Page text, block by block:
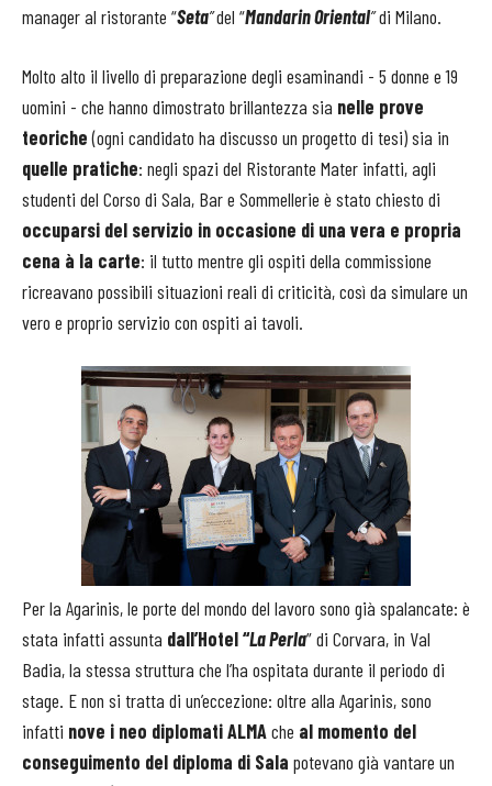
manager al ristorante “Seta”del “Mandarin Oriental”di Milano.
Molto alto il livello di preparazione degli esaminandi - 5 donne e 19
uomini - che hanno dimostrato brillantezza sia nelle prove
teoriche(ogni candidato ha discusso un progetto di tesi) sia in
quelle pratiche: negli spazi del Ristorante Mater infatti, agli
studenti del Corso di Sala, Bar e Sommellerie è stato chiesto di
occuparsi del servizio in occasione di una vera e propria
cena à la carte: il tutto mentre gli ospiti della commissione
ricreavano possibili situazioni reali di criticità, così da simulare un
vero e proprio servizio con ospiti ai tavoli.
Per la Agarinis, le porte del mondo del lavoro sono già spalancate: è
stata infatti assunta dall’Hotel “La Perla” di Corvara, in Val
Badia, la stessa struttura che l’ha ospitata durante il periodo di
stage. E non si tratta di un’eccezione: oltre alla Agarinis, sono
infatti nove i neo diplomati ALMAche al momento del
conseguimento del diploma di Sala potevano già vantare un